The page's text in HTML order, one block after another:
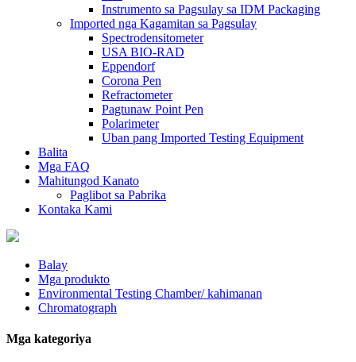
Instrumento sa Pagsulay sa IDM Packaging
Imported nga Kagamitan sa Pagsulay
Spectrodensitometer
USA BIO-RAD
Eppendorf
Corona Pen
Refractometer
Pagtunaw Point Pen
Polarimeter
Uban pang Imported Testing Equipment
Balita
Mga FAQ
Mahitungod Kanato
Paglibot sa Pabrika
Kontaka Kami
Balay
Mga produkto
Environmental Testing Chamber/ kahimanan
Chromatograph
Mga kategoriya